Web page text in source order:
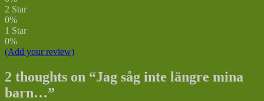
2 Star
0%
1 Star
0%
(Add your review)
2 thoughts on “Jag såg inte längre mina
barn…”